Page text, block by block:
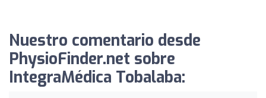
Nuestro comentario desde
PhysioFinder.net sobre
IntegraMédica Tobalaba: